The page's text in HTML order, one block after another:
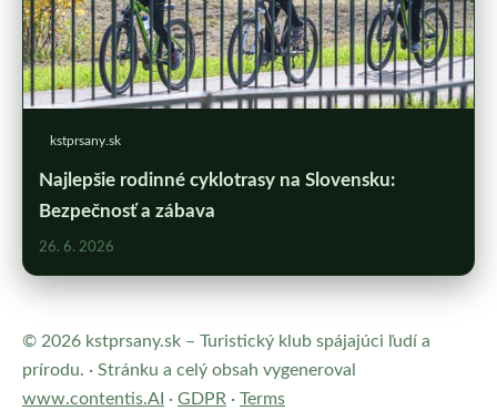
kstprsany.sk
Najlepšie rodinné cyklotrasy na Slovensku:
Bezpečnosť a zábava
26. 6. 2026
© 2026 kstprsany.sk – Turistický klub spájajúci ľudí a
prírodu. · Stránku a celý obsah vygeneroval
www.contentis.AI · GDPR · Terms